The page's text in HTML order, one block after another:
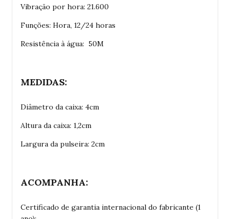
Vibração por hora: 21.600
Funções: Hora, 12/24 horas
Resistência à água: 50M
MEDIDAS:
Diâmetro da caixa: 4cm
Altura da caixa: 1,2cm
Largura da pulseira: 2cm
ACOMPANHA:
Certificado de garantia internacional do fabricante (1